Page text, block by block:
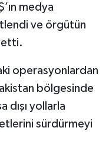
medya
ve örgütün
operasyonlardan
bölgesinde
dışı yollarla
sürdürmeyi